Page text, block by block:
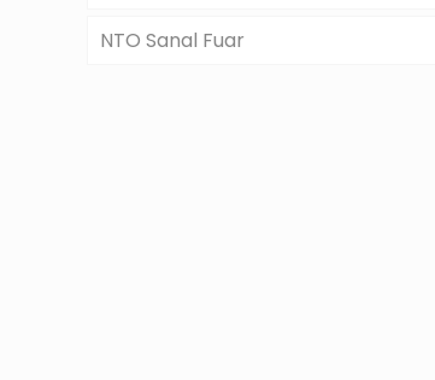
NTO Sanal Fuar